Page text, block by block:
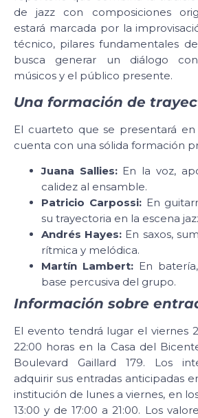
de jazz con composiciones
estará marcada por la
técnico, pilares fundamentales
busca generar un diálogo
músicos y el público presente.
Una formación de
El cuarteto que se presentará
cuenta con una sólida formación
Juana Sallies:En la voz,
calidez al ensamble.
Patricio Carpossi:En
su trayectoria en la escena
Andrés Hayes: En saxos,
rítmica y melódica.
Martín Lambert: En
base percusiva del grupo.
Información sobre
El evento tendrá lugar el viernes
22:00 horas en la Casa del
Boulevard Gaillard 179. Los
adquirir sus entradas anticipadas
institución de lunes a viernes, en
13:00 y de 17:00 a 21:00. Los